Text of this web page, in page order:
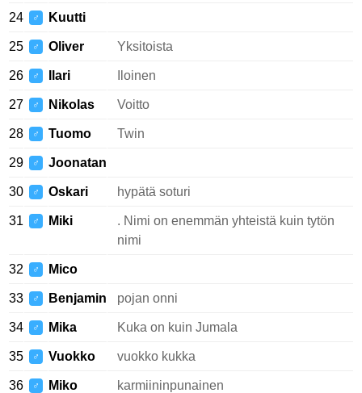
24 ♂ Kuutti
25 ♂ Oliver Yksitoista
26 ♂ Ilari Iloinen
27 ♂ Nikolas Voitto
28 ♂ Tuomo Twin
29 ♂ Joonatan
30 ♂ Oskari hypätä soturi
31 ♂ Miki
. Nimi on enemmän yhteistä kuin tytön
nimi
32 ♂ Mico
33 ♂ Benjamin pojan onni
34 ♂ Mika Kuka on kuin Jumala
35 ♂ Vuokko vuokko kukka
36 ♂ Miko karmiininpunainen